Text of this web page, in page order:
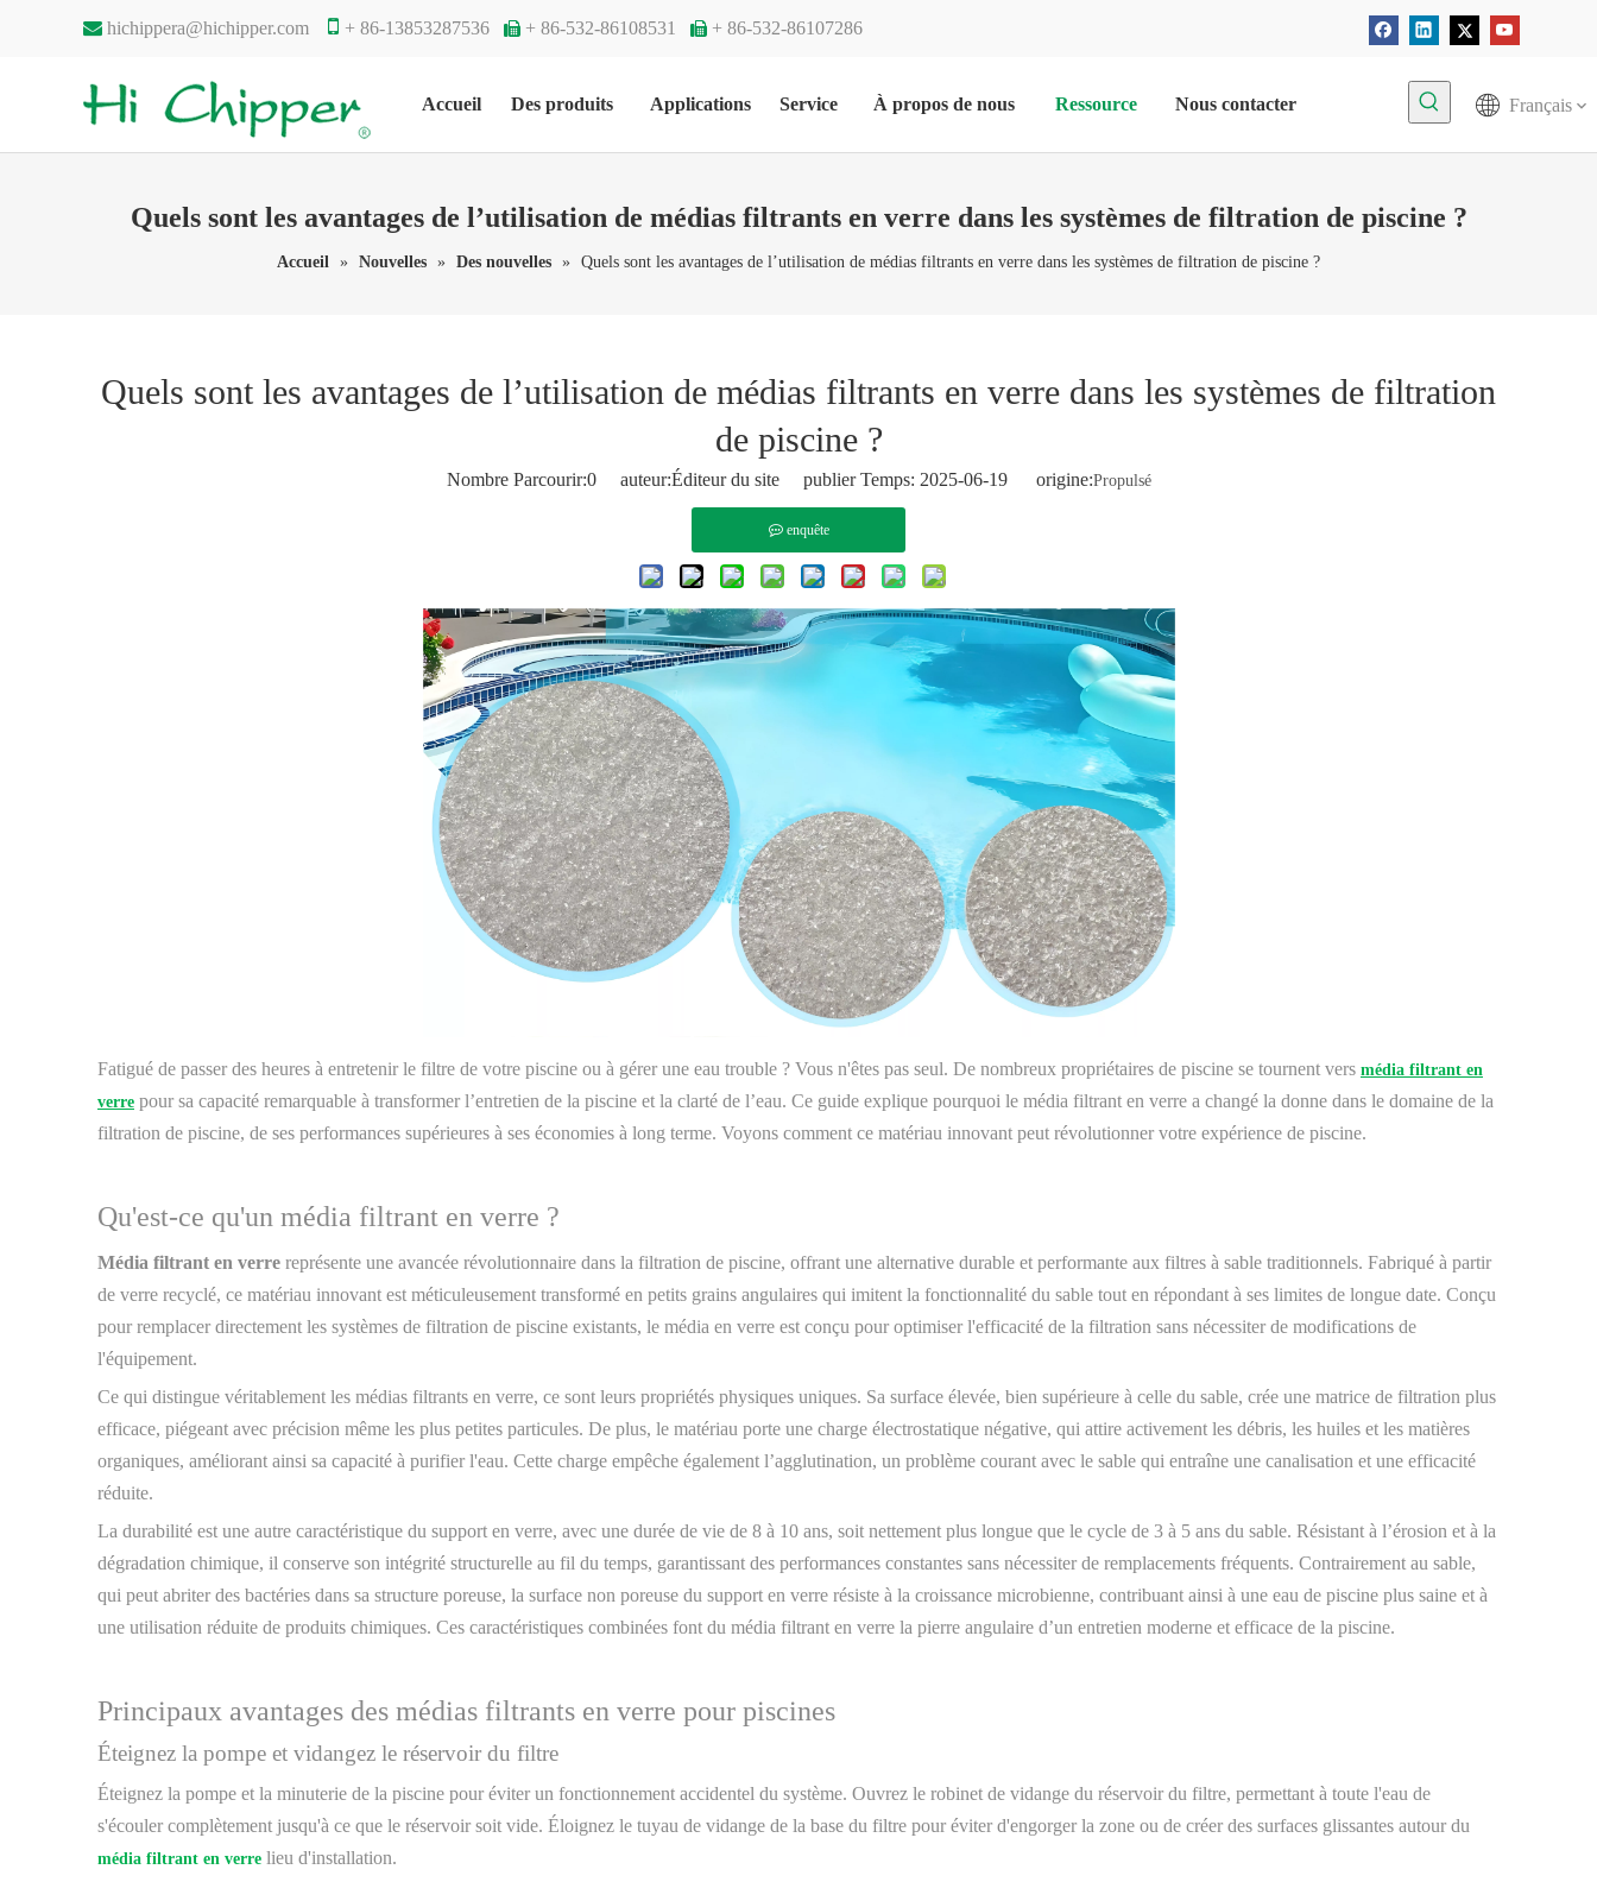
 hichippera@hichipper.com  + 86-13853287536  + 86-532-86108531  + 86-532-86107286
Accueil Des produits Applications Service À propos de nous Ressource Nous contacter Français
Quels sont les avantages de l’utilisation de médias filtrants en verre dans les systèmes de filtration de piscine ?
Accueil » Nouvelles » Des nouvelles » Quels sont les avantages de l’utilisation de médias filtrants en verre dans les systèmes de filtration de piscine ?
Quels sont les avantages de l’utilisation de médias filtrants en verre dans les systèmes de filtration
de piscine ?
Nombre Parcourir:0auteur:Éditeur du site publier Temps: 2025-06-19 origine:Propulsé
enquête
Fatigué de passer des heures à entretenir le filtre de votre piscine ou à gérer une eau trouble ? Vous n'êtes pas seul. De nombreux propriétaires de piscine se tournent vers média filtrant en
verre pour sa capacité remarquable à transformer l’entretien de la piscine et la clarté de l’eau. Ce guide explique pourquoi le média filtrant en verre a changé la donne dans le domaine de la
filtration de piscine, de ses performances supérieures à ses économies à long terme. Voyons comment ce matériau innovant peut révolutionner votre expérience de piscine.
Qu'est-ce qu'un média filtrant en verre ?
Média filtrant en verre représente une avancée révolutionnaire dans la filtration de piscine, offrant une alternative durable et performante aux filtres à sable traditionnels. Fabriqué à partir
de verre recyclé, ce matériau innovant est méticuleusement transformé en petits grains angulaires qui imitent la fonctionnalité du sable tout en répondant à ses limites de longue date. Conçu
pour remplacer directement les systèmes de filtration de piscine existants, le média en verre est conçu pour optimiser l'efficacité de la filtration sans nécessiter de modifications de
l'équipement.
Ce qui distingue véritablement les médias filtrants en verre, ce sont leurs propriétés physiques uniques. Sa surface élevée, bien supérieure à celle du sable, crée une matrice de filtration plus
efficace, piégeant avec précision même les plus petites particules. De plus, le matériau porte une charge électrostatique négative, qui attire activement les débris, les huiles et les matières
organiques, améliorant ainsi sa capacité à purifier l'eau. Cette charge empêche également l’agglutination, un problème courant avec le sable qui entraîne une canalisation et une efficacité
réduite.
La durabilité est une autre caractéristique du support en verre, avec une durée de vie de 8 à 10 ans, soit nettement plus longue que le cycle de 3 à 5 ans du sable. Résistant à l’érosion et à la
dégradation chimique, il conserve son intégrité structurelle au fil du temps, garantissant des performances constantes sans nécessiter de remplacements fréquents. Contrairement au sable,
qui peut abriter des bactéries dans sa structure poreuse, la surface non poreuse du support en verre résiste à la croissance microbienne, contribuant ainsi à une eau de piscine plus saine et à
une utilisation réduite de produits chimiques. Ces caractéristiques combinées font du média filtrant en verre la pierre angulaire d’un entretien moderne et efficace de la piscine.
Principaux avantages des médias filtrants en verre pour piscines
Éteignez la pompe et vidangez le réservoir du filtre
Éteignez la pompe et la minuterie de la piscine pour éviter un fonctionnement accidentel du système. Ouvrez le robinet de vidange du réservoir du filtre, permettant à toute l'eau de
s'écouler complètement jusqu'à ce que le réservoir soit vide. Éloignez le tuyau de vidange de la base du filtre pour éviter d'engorger la zone ou de créer des surfaces glissantes autour du
média filtrant en verre lieu d'installation.